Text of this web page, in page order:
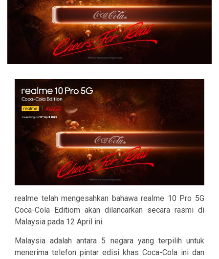
realme telah mengesahkan bahawa realme 10 Pro 5G
Coca-Cola Editiom akan dilancarkan secara rasmi di
Malaysia pada 12 April ini.
Malaysia adalah antara 5 negara yang terpilih untuk
menerima telefon pintar edisi khas Coca-Cola ini dan